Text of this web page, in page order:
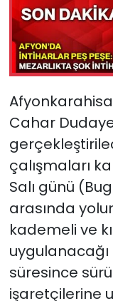
Cahar
çalışmaları
Salı günü
arasında
kademeli ve
uygulanacağı
süresince
işaretçilerine